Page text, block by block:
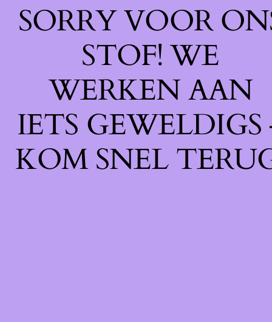
SORRY VOOR
STOF! WE
WERKEN AAN
IETS GEWELDIGS
KOM SNEL